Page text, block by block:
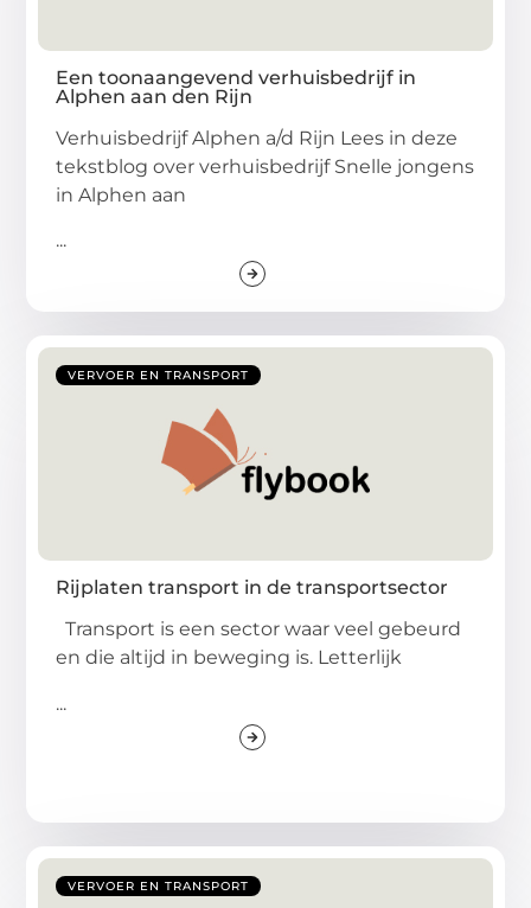
Een toonaangevend verhuisbedrijf in
Alphen aan den Rijn
Verhuisbedrijf Alphen a/d Rijn Lees in deze
tekstblog over verhuisbedrijf Snelle jongens
in Alphen aan
...
VERVOER EN TRANSPORT
Rijplaten transport in de transportsector
Transport is een sector waar veel gebeurd
en die altijd in beweging is. Letterlijk
...
VERVOER EN TRANSPORT